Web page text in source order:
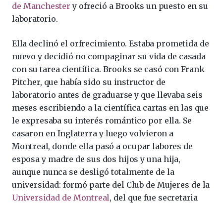
de Manchester y ofreció a Brooks un puesto en su
laboratorio.
Ella declinó el orfrecimiento. Estaba prometida de
nuevo y decidió no compaginar su vida de casada
con su tarea científica. Brooks se casó con Frank
Pitcher, que había sido su instructor de
laboratorio antes de graduarse y que llevaba seis
meses escribiendo a la científica cartas en las que
le expresaba su interés romántico por ella. Se
casaron en Inglaterra y luego volvieron a
Montreal, donde ella pasó a ocupar labores de
esposa y madre de sus dos hijos y una hija,
aunque nunca se desligó totalmente de la
universidad: formó parte del Club de Mujeres de la
Universidad de Montreal, del que fue secretaria